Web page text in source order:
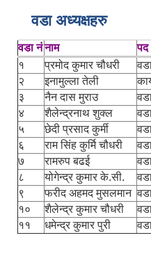
वडा अध्यक्षहरु
वडा नंनाम पद
१
प्रमोद कुमार चौधरी
२
इनामुल्ला तेली
३
नैन दास मुराउ
४
शैलेन्द्रनाथ शुक्ल
५
छेदी प्रसाद कुर्मी
६
राम सिंह कुर्मि चौधरी
७
रामरुप बढई
८
योगेन्द्र कुमार के.सी.
९
फरीद अहमद मुसलमान
१०
शैलेन्द्र कुमार चौधरी
११
धमेन्द्र कुमार पुरी